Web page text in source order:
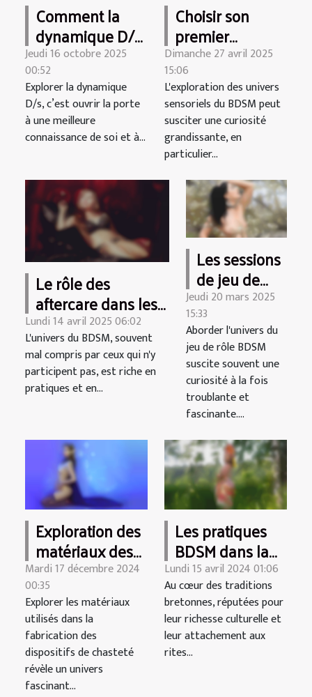
Comment la
dynamique D/s
peut renforcer
la confiance en
soi ?
Jeudi 16 octobre 2025
00:52
Explorer la dynamique
D/s, c’est ouvrir la porte
à une meilleure
connaissance de soi et à...
Choisir son
premier
martinet BDSM
critères et
conseils pour
une initiation
tout en
sensation
Dimanche 27 avril 2025
15:06
L'exploration des univers
sensoriels du BDSM peut
susciter une curiosité
grandissante, en
particulier...
Le rôle des
aftercare dans les
pratiques BDSM
approfondissement
Lundi 14 avril 2025 06:02
L'univers du BDSM, souvent
mal compris par ceux qui n'y
participent pas, est riche en
pratiques et en...
Les sessions
de jeu de
rôle BDSM
conseils pour
une
immersion
totale
Jeudi 20 mars 2025
15:33
Aborder l'univers du
jeu de rôle BDSM
suscite souvent une
curiosité à la fois
troublante et
fascinante....
Exploration des
matériaux des
dispositifs de
chasteté: Métal,
Silicone et
Plastique
Mardi 17 décembre 2024
00:35
Explorer les matériaux
utilisés dans la
fabrication des
dispositifs de chasteté
révèle un univers
fascinant...
Les pratiques
BDSM dans la
culture
bretonne : entre
tradition et
modernité
Lundi 15 avril 2024 01:06
Au cœur des traditions
bretonnes, réputées pour
leur richesse culturelle et
leur attachement aux
rites...